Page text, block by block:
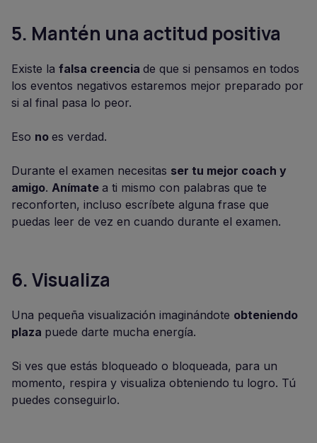
5. Mantén una actitud positiva
Existe la falsa creencia de que si pensamos en todos
los eventos negativos estaremos mejor preparado por
si al final pasa lo peor.
Eso no es verdad.
Durante el examen necesitas ser tu mejor coach y
amigo. Anímate a ti mismo con palabras que te
reconforten, incluso escríbete alguna frase que
puedas leer de vez en cuando durante el examen.
6.Visualiza
Una pequeña visualización imaginándote obteniendo
plaza puede darte mucha energía.
Si ves que estás bloqueado o bloqueada, para un
momento, respira y visualiza obteniendo tu logro. Tú
puedes conseguirlo.